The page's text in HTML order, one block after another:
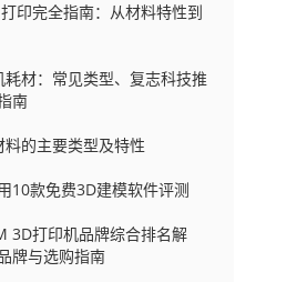
印完全指南：从材料特性到
耗材：常见类型、复志科技推
南
料的主要类型及特性
10款免费3D建模软件评测
3D打印机品牌综合排名解
牌与选购指南